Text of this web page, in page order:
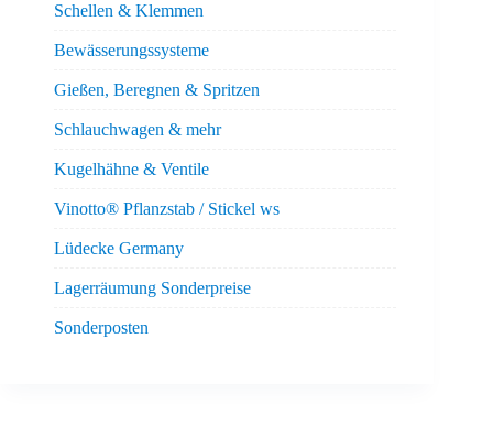
Schellen & Klemmen
Bewässerungssysteme
Gießen, Beregnen & Spritzen
Schlauchwagen & mehr
Kugelhähne & Ventile
Vinotto® Pflanzstab / Stickel ws
Lüdecke Germany
Lagerräumung Sonderpreise
Sonderposten